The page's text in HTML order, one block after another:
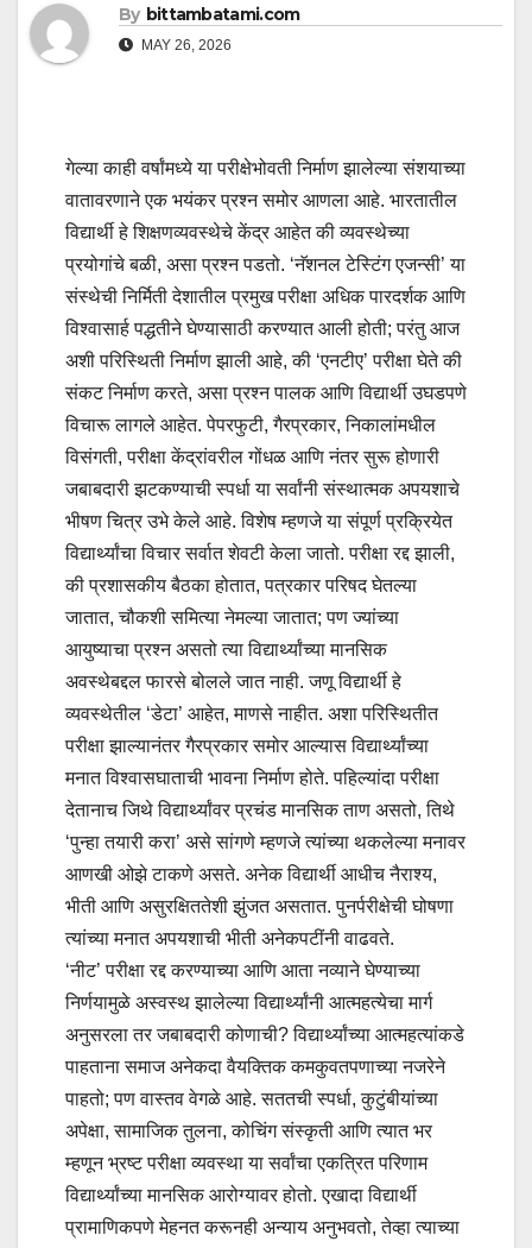
By bittambatami.com
MAY 26, 2026
गेल्या काही वर्षांमध्ये या परीक्षेभोवती निर्माण झालेल्या संशयाच्या
वातावरणाने एक भयंकर प्रश्न समोर आणला आहे. भारतातील
विद्यार्थी हे शिक्षणव्यवस्थेचे केंद्र आहेत की व्यवस्थेच्या
प्रयोगांचे बळी, असा प्रश्न पडतो. ‌‘नॅशनल टेस्टिंग एजन्सी‌’ या
संस्थेची निर्मिती देशातील प्रमुख परीक्षा अधिक पारदर्शक आणि
विश्वासार्ह पद्धतीने घेण्यासाठी करण्यात आली होती; परंतु आज
अशी परिस्थिती निर्माण झाली आहे, की ‌‘एनटीए‌’ परीक्षा घेते की
संकट निर्माण करते, असा प्रश्न पालक आणि विद्यार्थी उघडपणे
विचारू लागले आहेत. पेपरफुटी, गैरप्रकार, निकालांमधील
विसंगती, परीक्षा केंद्रांवरील गोंधळ आणि नंतर सुरू होणारी
जबाबदारी झटकण्याची स्पर्धा या सर्वांनी संस्थात्मक अपयशाचे
भीषण चित्र उभे केले आहे. विशेष म्हणजे या संपूर्ण प्रक्रियेत
विद्यार्थ्यांचा विचार सर्वात शेवटी केला जातो. परीक्षा रद्द झाली,
की प्रशासकीय बैठका होतात, पत्रकार परिषद घेतल्या
जातात, चौकशी समित्या नेमल्या जातात; पण ज्यांच्या
आयुष्याचा प्रश्न असतो त्या विद्यार्थ्यांच्या मानसिक
अवस्थेबद्दल फारसे बोलले जात नाही. जणू विद्यार्थी हे
व्यवस्थेतील ‌‘डेटा‌’ आहेत, माणसे नाहीत. अशा परिस्थितीत
परीक्षा झाल्यानंतर गैरप्रकार समोर आल्यास विद्यार्थ्यांच्या
मनात विश्वासघाताची भावना निर्माण होते. पहिल्यांदा परीक्षा
देतानाच जिथे विद्यार्थ्यांवर प्रचंड मानसिक ताण असतो, तिथे
‌‘पुन्हा तयारी करा‌’ असे सांगणे म्हणजे त्यांच्या थकलेल्या मनावर
आणखी ओझे टाकणे असते. अनेक विद्यार्थी आधीच नैराश्य,
भीती आणि असुरक्षिततेशी झुंजत असतात. पुनर्परीक्षेची घोषणा
त्यांच्या मनात अपयशाची भीती अनेकपटींनी वाढवते.
‌‘नीट‌’ परीक्षा रद्द करण्याच्या आणि आता नव्याने घेण्याच्या
निर्णयामुळे अस्वस्थ झालेल्या विद्यार्थ्यांनी आत्महत्येचा मार्ग
अनुसरला तर जबाबदारी कोणाची? विद्यार्थ्यांच्या आत्महत्यांकडे
पाहताना समाज अनेकदा वैयक्तिक कमकुवतपणाच्या नजरेने
पाहतो; पण वास्तव वेगळे आहे. सततची स्पर्धा, कुटुंबीयांच्या
अपेक्षा, सामाजिक तुलना, कोचिंग संस्कृती आणि त्यात भर
म्हणून भ्रष्ट परीक्षा व्यवस्था या सर्वांचा एकत्रित परिणाम
विद्यार्थ्यांच्या मानसिक आरोग्यावर होतो. एखादा विद्यार्थी
प्रामाणिकपणे मेहनत करूनही अन्याय अनुभवतो, तेव्हा त्याच्या